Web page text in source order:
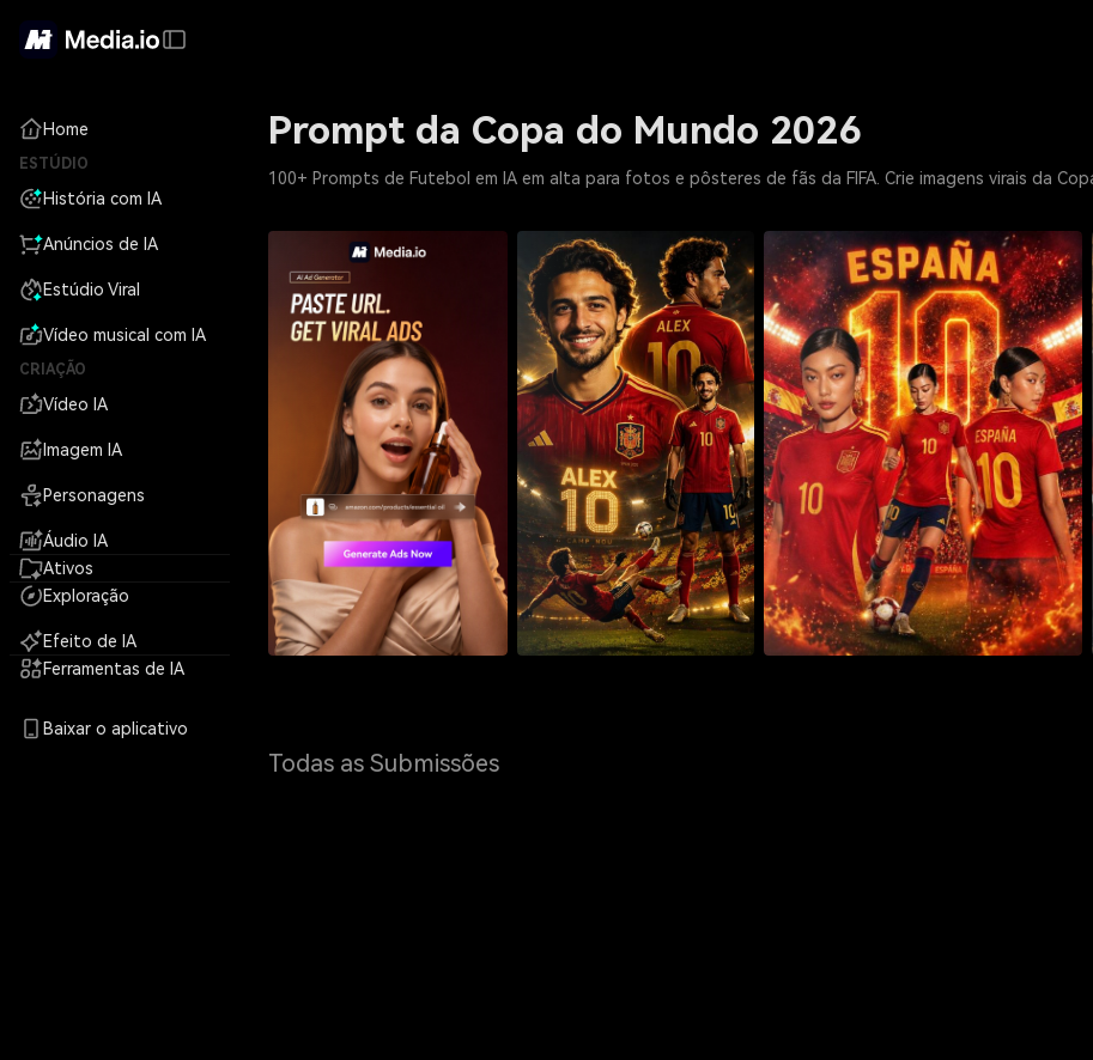
Home
ESTÚDIO
História com IA
Anúncios de IA
Estúdio Viral
Vídeo musical com IA
CRIAÇÃO
Vídeo IA
Imagem IA
Personagens
Áudio IA
Ativos
Exploração
Efeito de IA
Ferramentas de IA
Baixar o aplicativo
Prompt da Copa do Mundo 2026
100+ Prompts de Futebol em IA em alta para fotos e pôsteres de fãs da FIFA. Crie imagens virais da
Todas as Submissões